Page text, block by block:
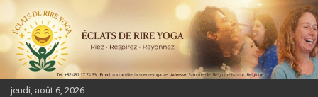
jeudi, août 6, 2026